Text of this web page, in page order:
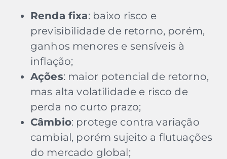
Renda fixa: baixo risco e
previsibilidade de retorno, porém,
ganhos menores e sensíveis à
inflação;
Ações: maior potencial de retorno,
mas alta volatilidade e risco de
perda no curto prazo;
Câmbio: protege contra variação
cambial, porém sujeito a flutuações
do mercado global;